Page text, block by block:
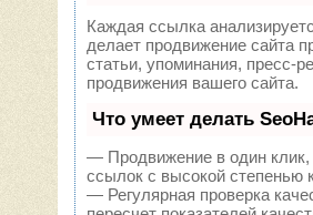
Каждая ссылка
делает продвижение сайта
статьи, упоминания, пресс-
продвижения вашего сайта.
Что умеет делать
— Продвижение в один клик,
ссылок с высокой степенью
— Регулярная проверка